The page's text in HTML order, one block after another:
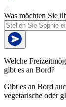
Was möchten Sie
Welche
gibt es an Bord?
Gibt es an Bord
vegetarische oder